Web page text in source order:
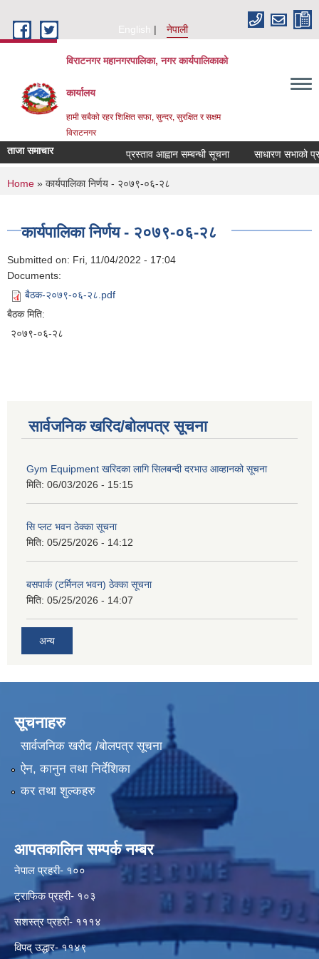
English
नेपाली
विराटनगर महानगरपालिका, नगर कार्यपालिकाको
कार्यालय
हामी सबैको रहर शिक्षित सफा, सुन्दर, सुरक्षित र सक्षम
विराटनगर
ताजा समाचार प्रस्ताव आह्वान सम्बन्धी सूचना साधारण सभाको
You are here
Home » कार्यपालिका निर्णय - २०७९-०६-२८
कार्यपालिका निर्णय - २०७९-०६-२८
Submitted on: Fri, 11/04/2022 - 17:04
Documents:
बैठक-२०७९-०६-२८.pdf
बैठक मिति:
२०७९-०६-२८
सार्वजनिक खरिद/बोलपत्र सूचना
Gym Equipment खरिदका लागि सिलबन्दी दरभाउ आव्हानको सूचना
मिति: 06/03/2026 - 15:15
सि प्लट भवन ठेक्का सूचना
मिति: 05/25/2026 - 14:12
बसपार्क (टर्मिनल भवन) ठेक्का सूचना
मिति: 05/25/2026 - 14:07
अन्य
सूचनाहरु
सार्वजनिक खरीद /बोलपत्र सूचना
ऐन, कानुन तथा निर्देशिका
कर तथा शुल्कहरु
आपतकालिन सम्पर्क नम्बर
नेपाल प्रहरी- १००
ट्राफिक प्रहरी- १०३
सशस्त्र प्रहरी- १११४
विपद् उद्धार- ११४९